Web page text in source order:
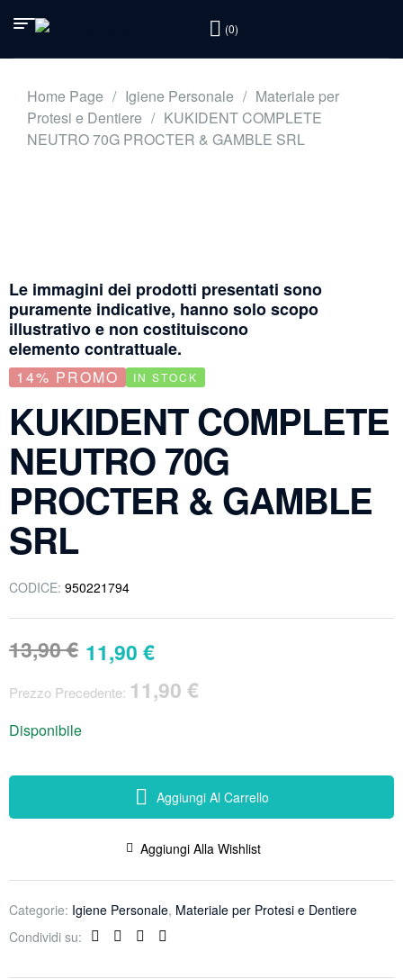
(0)
Home Page / Igiene Personale / Materiale per
Protesi e Dentiere / KUKIDENT COMPLETE
NEUTRO 70G PROCTER & GAMBLE SRL
Le immagini dei prodotti presentati sono
puramente indicative, hanno solo scopo
illustrativo e non costituiscono
elemento contrattuale.
14% PROMO IN STOCK
KUKIDENT COMPLETE
NEUTRO 70G
PROCTER & GAMBLE
SRL
CODICE: 950221794
13,90€ 11,90 €
Prezzo Precedente: 11,90 €
Disponibile
Aggiungi Al Carrello
Aggiungi Alla Wishlist
Categorie: Igiene Personale, Materiale per Protesi e Dentiere
Condividi su:
Facebook
TwitterLinkedinPinterest